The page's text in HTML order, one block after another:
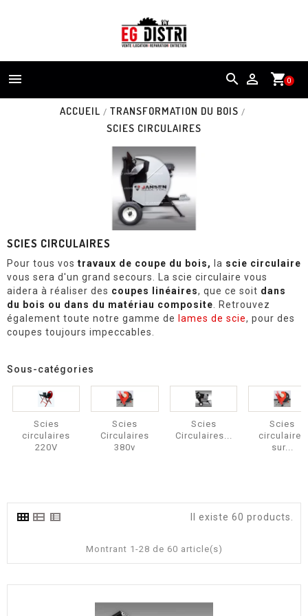
shopping_cart0
 
ACCUEIL
TRANSFORMATION DU BOIS
SCIES CIRCULAIRES
SCIES CIRCULAIRES
Pour tous vos travaux de coupe du bois, la scie circulaire
vous sera d'un grand secours. La scie circulaire vous
aidera à réaliser des coupes linéaires, que ce soit dans
du bois ou dans du matériau composite . Retrouvez
également toute notre gamme de lames de scie, pour des
coupes toujours impeccables.
Sous-catégories
Scies
circulaires
220V
Scies
Circulaires
380v
Scies
Circulaires...
Scies
circulaires
sur...
Il existe 60 products.
Montrant 1-28 de 60 article(s)